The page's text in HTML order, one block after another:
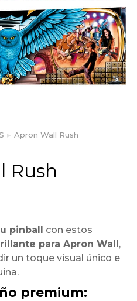
Apron Wall Rush
Rush
pinball con estos
para Apron Wall,
un toque visual único e
premium: